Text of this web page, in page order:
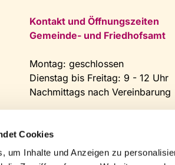
Cookies
um Inhalte und Anzeigen zu
Kontakt und Öffnungszeiten
Gemeinde- und Friedhofsamt
Montag: geschlossen
Dienstag bis Freitag: 9 - 12 Uhr
Nachmittags nach Vereinbarung
Fax: 0 52 04 / 25 65
Mail: gemeindeamt@kirche-
steinhagen.de